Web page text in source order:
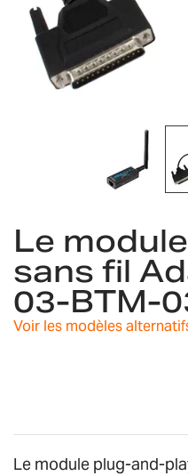
beginning
of
the
images
Le
sans fil
03-BTM-
Voir les modèles
Le module plug-and-